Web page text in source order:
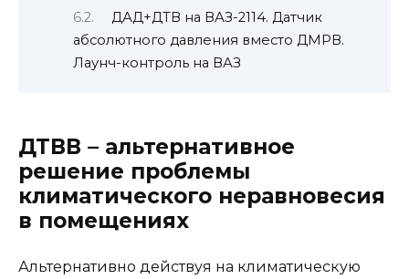
ДАД+ДТВ на ВАЗ-2114. Датчик
абсолютного давления вместо ДМРВ.
Лаунч-контроль на ВАЗ
ДТВВ – альтернативное
решение проблемы
климатического неравновесия
в помещениях
Альтернативно действуя на климатическую